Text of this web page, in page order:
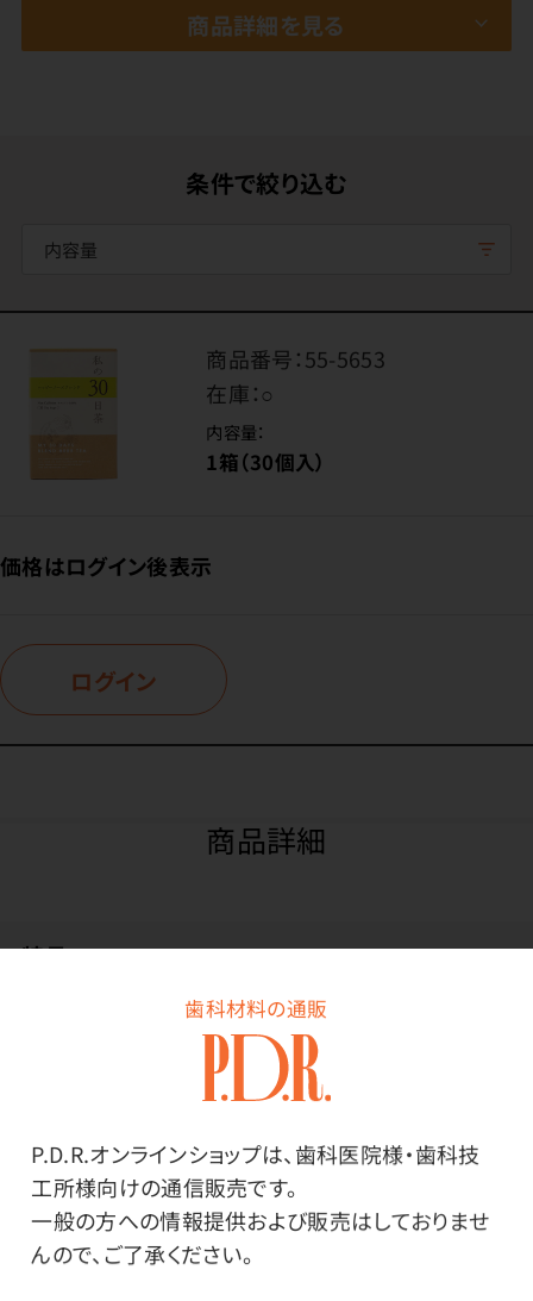
歯科材料の通販
P.D.R.オンラインショップは、歯科医院様・歯科技
工所様向けの通信販売です。
一般の方への情報提供および販売はしておりませ
んので、ご了承ください。
商品詳細を見る
条件で絞り込む
内容量
商品番号：55-5653
在庫：○
内容量：
1箱（30個入）
価格はログイン後表示
ログイン
商品詳細
特長
ノンカフェインのハーブティー。清涼感を感じるヒソップ
をベースに、ハーバルシトラス調の風味が特徴です。
30日茶」です。
日々の生活の中で無理なく、美味しく、楽しみながら飲
み続けられるよう、とにかく美味しさにこだわりました。
ゴクゴク飲めて、身体に染みわたるようなブレンドに仕